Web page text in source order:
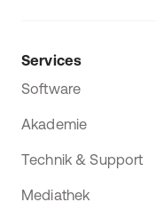
Services
Software
Akademie
Technik & Support
Mediathek